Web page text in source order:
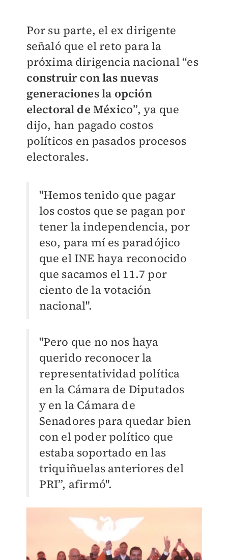
Por su parte, el ex dirigente
señaló que el reto para la
próxima dirigencia nacional “es
construir con las nuevas
generaciones la opción
electoral de México”, ya que
dijo, han pagado costos
políticos en pasados procesos
electorales.
"Hemos tenido que pagar
los costos que se pagan por
tener la independencia, por
eso, para mí es paradójico
que el INE haya reconocido
que sacamos el 11.7 por
ciento de la votación
nacional".
"Pero que no nos haya
querido reconocer la
representatividad política
en la Cámara de Diputados
y en la Cámara de
Senadores para quedar bien
con el poder político que
estaba soportado en las
triquiñuelas anteriores del
PRI”, afirmó".